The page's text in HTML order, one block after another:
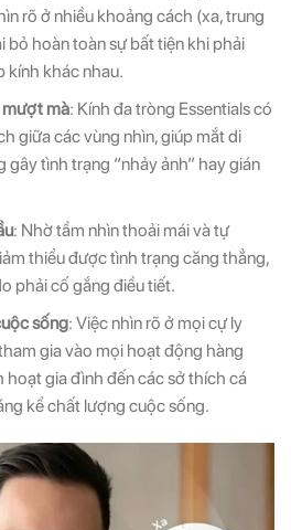
rõ ở nhiều khoảng cách (xa, trung
bỏ hoàn toàn sự bất tiện khi phải
kính khác nhau.
mượt mà: Kính đa tròng Essentials có
giữa các vùng nhìn, giúp mắt di
gây tình trạng “nhảy ảnh” hay gián
: Nhờ tầm nhìn thoải mái và tự
thiểu được tình trạng căng thẳng,
phải cố gắng điều tiết.
sống: Việc nhìn rõ ở mọi cự ly
gia vào mọi hoạt động hàng
hoạt gia đình đến các sở thích cá
kể chất lượng cuộc sống.